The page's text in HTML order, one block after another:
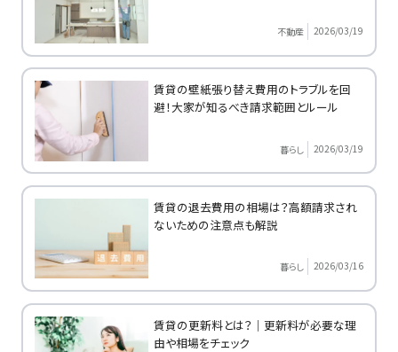
不動産 2026/03/19
賃貸の壁紙張り替え費用のトラブルを回
避！大家が知るべき請求範囲とルール
暮らし 2026/03/19
賃貸の退去費用の相場は？高額請求され
ないための注意点も解説
暮らし 2026/03/16
賃貸の更新料とは？｜更新料が必要な理
由や相場をチェック